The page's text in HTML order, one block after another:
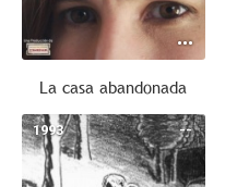
La casa abandonada
--
1993